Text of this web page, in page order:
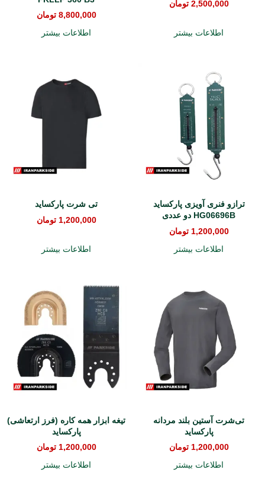
2,500,000 تومان
اطلاعات بیشتر
8,800,000 تومان
اطلاعات بیشتر
ترازو فنری آویزی پارکساید
HG06696B دو عددی
1,200,000 تومان
اطلاعات بیشتر
تی شرت پارکساید
1,200,000 تومان
اطلاعات بیشتر
تی‌شرت آستین بلند مردانه
پارکساید
1,200,000 تومان
اطلاعات بیشتر
تیغه ابزار همه کاره (فرز ارتعاشی)
پارکساید
1,200,000 تومان
اطلاعات بیشتر